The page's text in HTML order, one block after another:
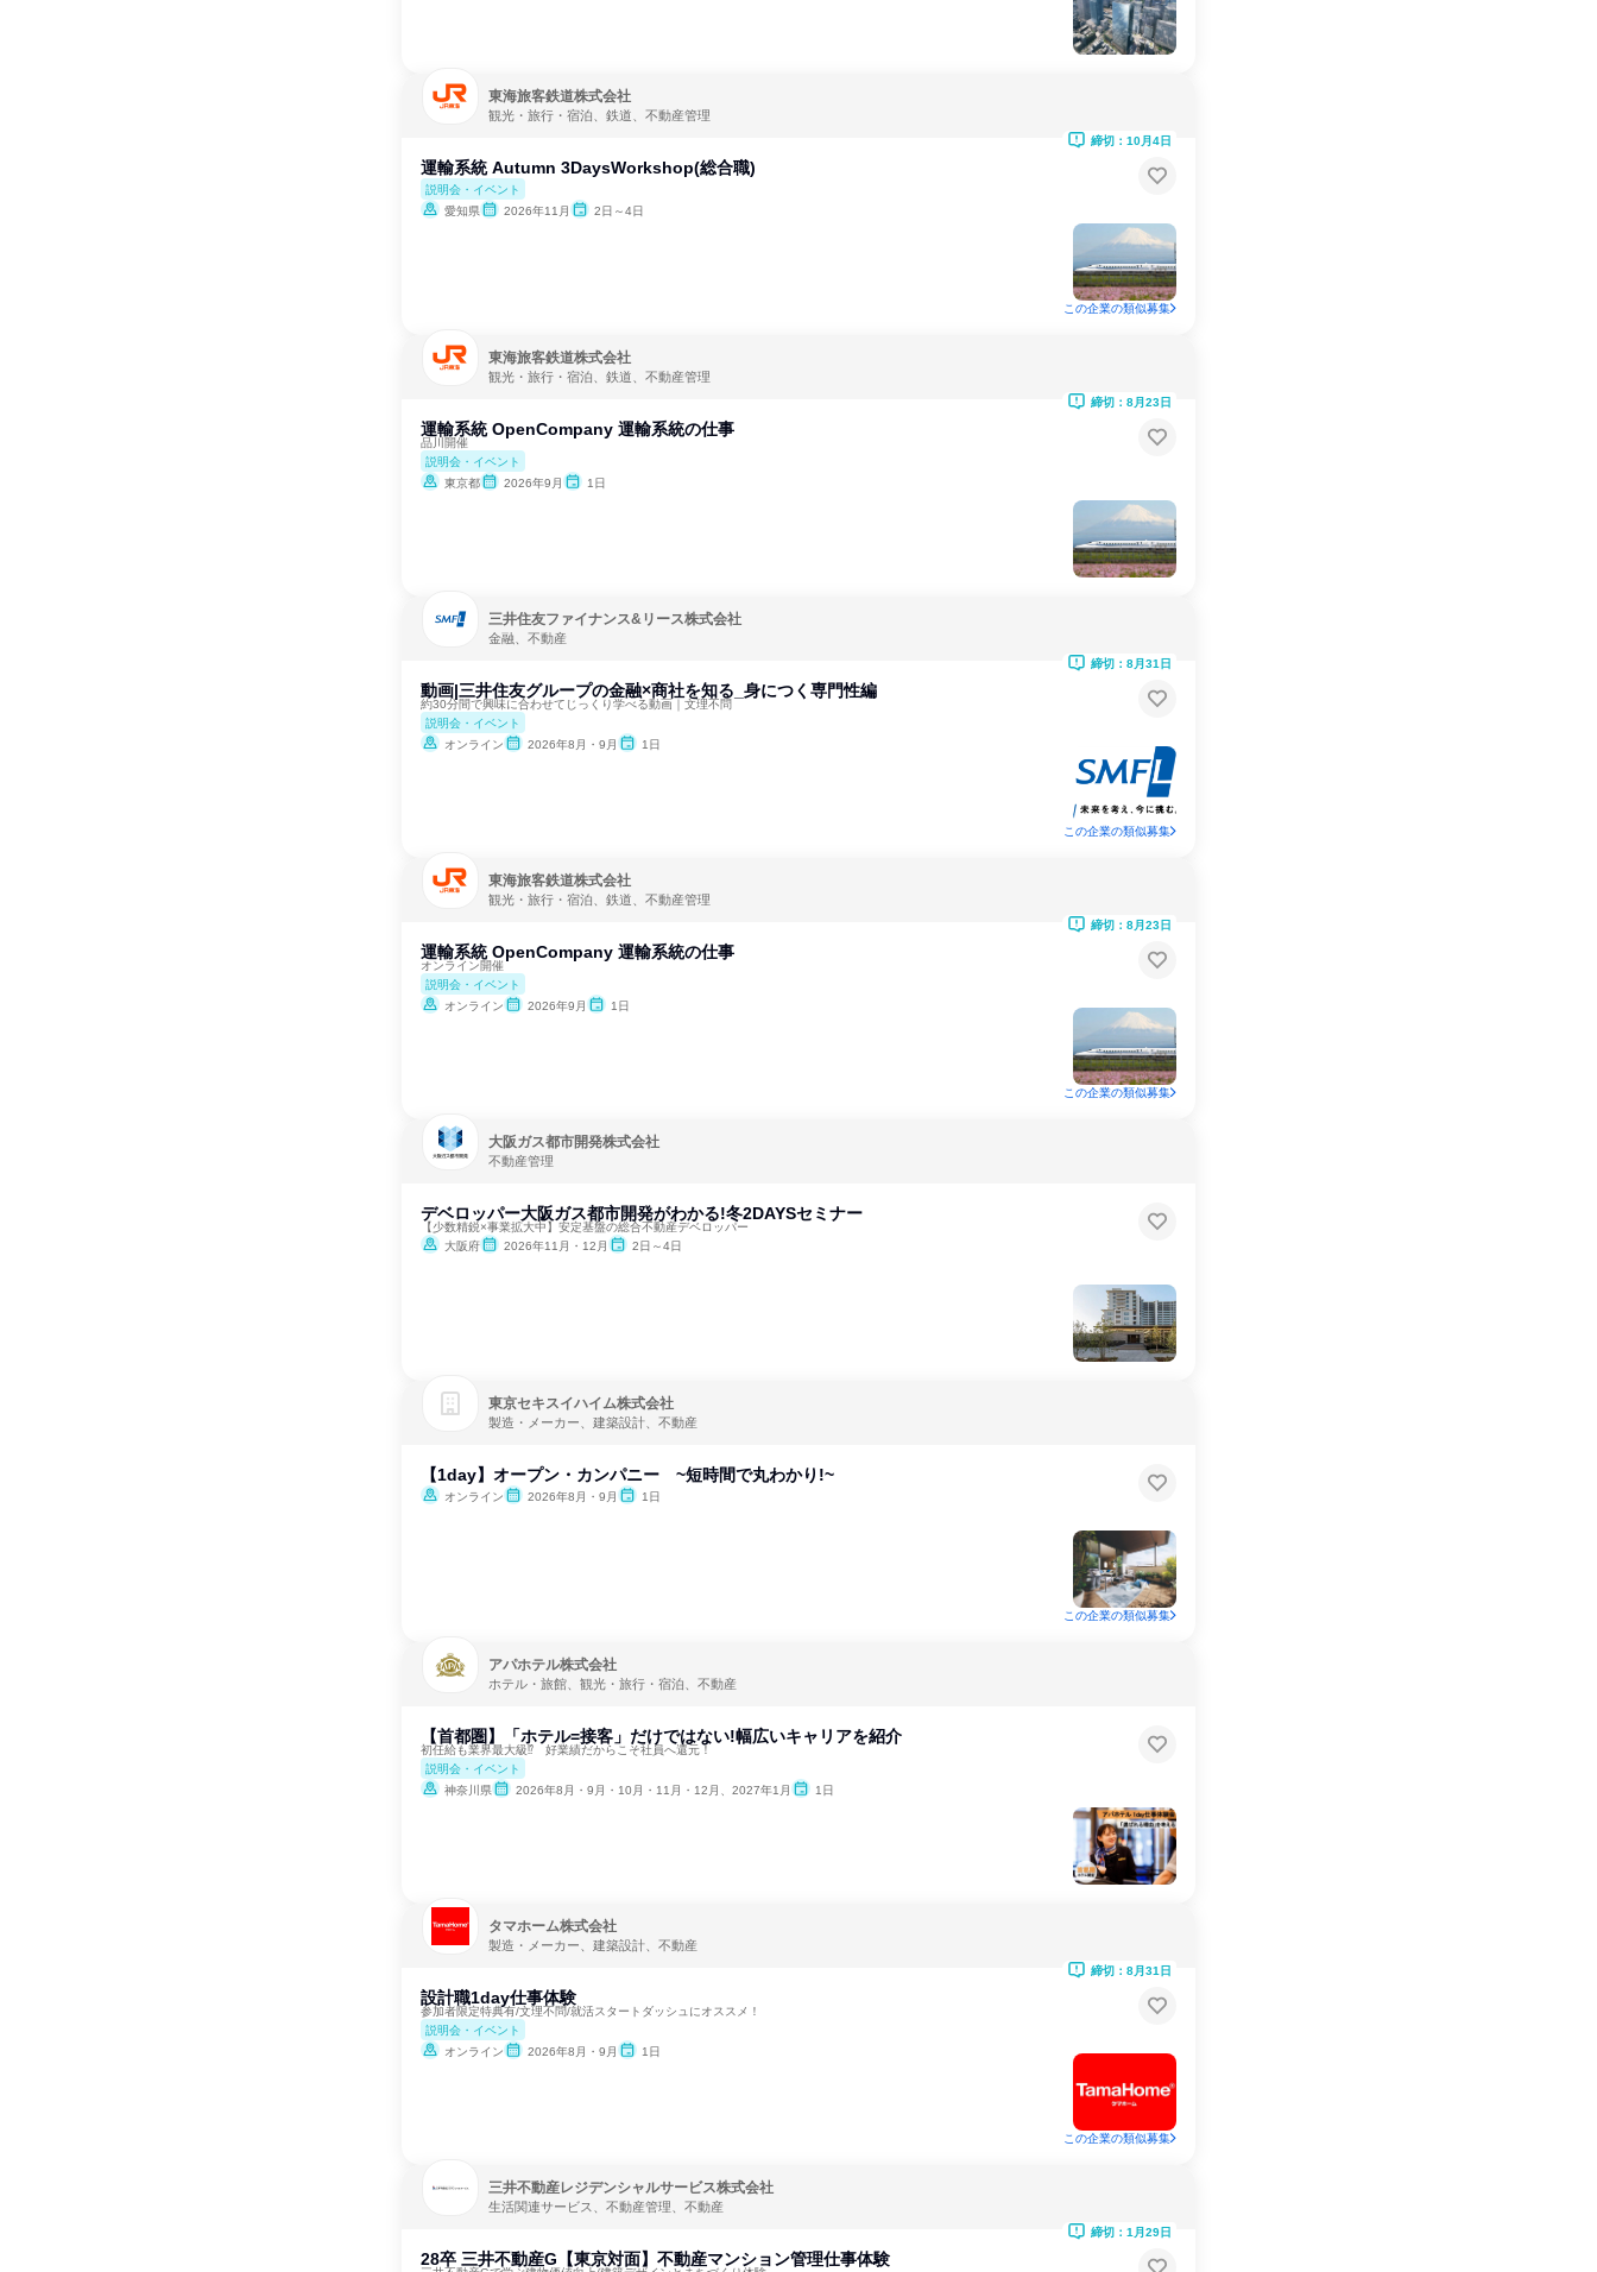
東海旅客鉄道株式会社
観光・旅行・宿泊、鉄道、不動産管理
運輸系統 Autumn 3DaysWorkshop(総合職)
説明会・イベント
愛知県
2026年11月 2日～4日
締切：10月4日
この企業の類似募集
東海旅客鉄道株式会社
観光・旅行・宿泊、鉄道、不動産管理
運輸系統 OpenCompany 運輸系統の仕事
品川開催
説明会・イベント
東京都
2026年9月 1日
締切：8月23日
三井住友ファイナンス&リース株式会社
金融、不動産
動画|三井住友グループの金融×商社を知る_身につく専門性編
約30分間で興味に合わせてじっくり学べる動画｜文理不問
説明会・イベント
オンライン
2026年8月・9月 1日
締切：8月31日
この企業の類似募集
東海旅客鉄道株式会社
観光・旅行・宿泊、鉄道、不動産管理
運輸系統 OpenCompany 運輸系統の仕事
オンライン開催
説明会・イベント
オンライン
2026年9月 1日
締切：8月23日
この企業の類似募集
大阪ガス都市開発株式会社
不動産管理
デベロッパー大阪ガス都市開発がわかる!冬2DAYSセミナー
【少数精鋭×事業拡大中】安定基盤の総合不動産デベロッパー
大阪府
2026年11月・12月 2日～4日
東京セキスイハイム株式会社
製造・メーカー、建築設計、不動産
【1day】オープン・カンパニー ~短時間で丸わかり!~
オンライン 2026年8月・9月 1日
この企業の類似募集
アパホテル株式会社
ホテル・旅館、観光・旅行・宿泊、不動産
【首都圏】「ホテル=接客」だけではない!幅広いキャリアを紹介
初任給も業界最大級⁉ 好業績だからこそ社員へ還元！
説明会・イベント
神奈川県
2026年8月・9月・10月・11月・12月、2027年1月 1日
タマホーム株式会社
製造・メーカー、建築設計、不動産
設計職1day仕事体験
参加者限定特典有/文理不問/就活スタートダッシュにオススメ！
説明会・イベント
オンライン
2026年8月・9月 1日
締切：8月31日
この企業の類似募集
三井不動産レジデンシャルサービス株式会社
生活関連サービス、不動産管理、不動産
28卒 三井不動産G【東京対面】不動産マンション管理仕事体験
締切：1月29日